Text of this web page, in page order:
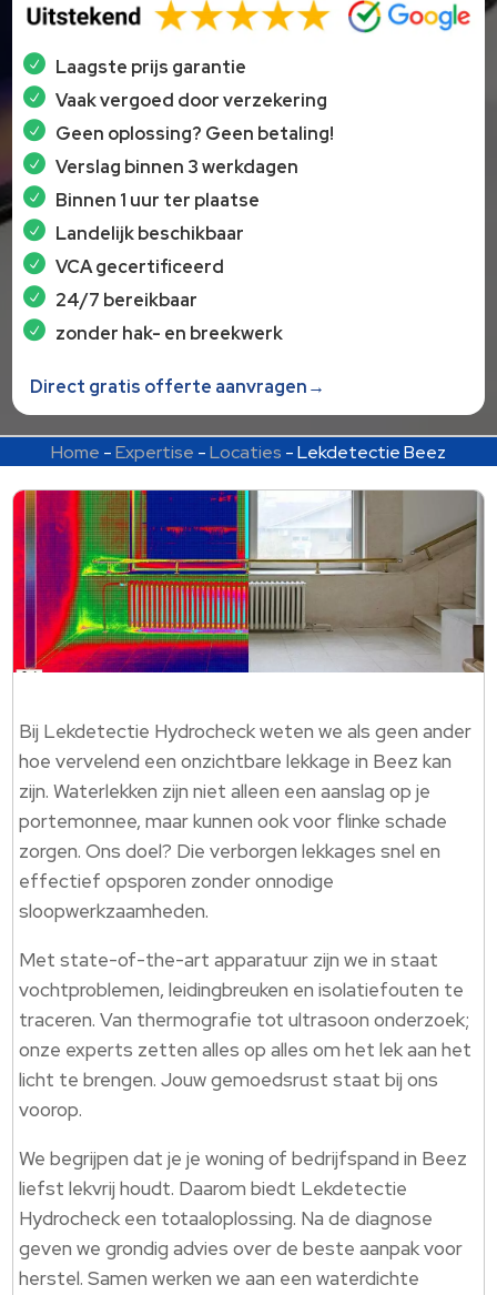
Laagste prijs garantie
Vaak vergoed door verzekering
Geen oplossing? Geen betaling!
Verslag binnen 3 werkdagen
Binnen 1 uur ter plaatse
Landelijk beschikbaar
VCA gecertificeerd
24/7 bereikbaar
zonder hak- en breekwerk
Direct gratis offerte aanvragen→
Home -Expertise -Locaties -Lekdetectie Beez
Bij Lekdetectie Hydrocheck weten we als geen ander
hoe vervelend een onzichtbare lekkage in Beez kan
zijn. Waterlekken zijn niet alleen een aanslag op je
portemonnee, maar kunnen ook voor flinke schade
zorgen. Ons doel? Die verborgen lekkages snel en
effectief opsporen zonder onnodige
sloopwerkzaamheden.
Met state-of-the-art apparatuur zijn we in staat
vochtproblemen, leidingbreuken en isolatiefouten te
traceren. Van thermografie tot ultrasoon onderzoek;
onze experts zetten alles op alles om het lek aan het
licht te brengen. Jouw gemoedsrust staat bij ons
voorop.
We begrijpen dat je je woning of bedrijfspand in Beez
liefst lekvrij houdt. Daarom biedt Lekdetectie
Hydrocheck een totaaloplossing. Na de diagnose
geven we grondig advies over de beste aanpak voor
herstel. Samen werken we aan een waterdichte